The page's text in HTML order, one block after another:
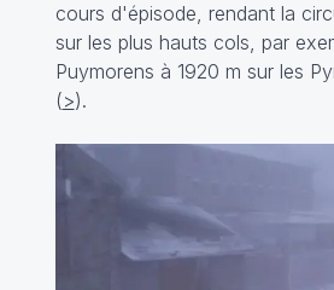
cours d'épisode, rendant la
sur les plus hauts cols, par
Puymorens à 1920 m sur les
(>).